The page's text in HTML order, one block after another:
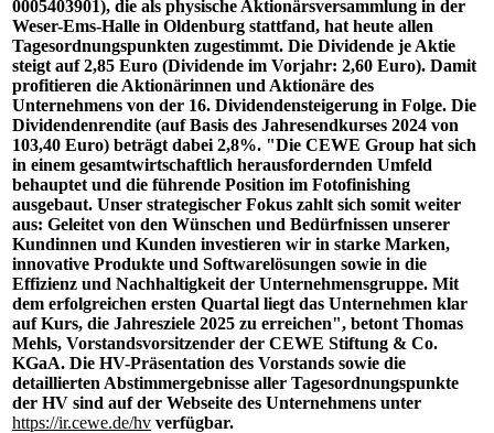
0005403901), die als physische Aktionärsversammlung in der
Weser-Ems-Halle in Oldenburg stattfand, hat heute allen
Tagesordnungspunkten zugestimmt. Die Dividende je Aktie
steigt auf 2,85 Euro (Dividende im Vorjahr: 2,60 Euro). Damit
profitieren die Aktionärinnen und Aktionäre des
Unternehmens von der 16. Dividendensteigerung in Folge. Die
Dividendenrendite (auf Basis des Jahresendkurses 2024 von
103,40 Euro) beträgt dabei 2,8%. "Die CEWE Group hat sich
in einem gesamtwirtschaftlich herausfordernden Umfeld
behauptet und die führende Position im Fotofinishing
ausgebaut. Unser strategischer Fokus zahlt sich somit weiter
aus: Geleitet von den Wünschen und Bedürfnissen unserer
Kundinnen und Kunden investieren wir in starke Marken,
innovative Produkte und Softwarelösungen sowie in die
Effizienz und Nachhaltigkeit der Unternehmensgruppe. Mit
dem erfolgreichen ersten Quartal liegt das Unternehmen klar
auf Kurs, die Jahresziele 2025 zu erreichen", betont Thomas
Mehls, Vorstandsvorsitzender der CEWE Stiftung & Co.
KGaA. Die HV-Präsentation des Vorstands sowie die
detaillierten Abstimmergebnisse aller Tagesordnungspunkte
der HV sind auf der Webseite des Unternehmens unter
https://ir.cewe.de/hv verfügbar.